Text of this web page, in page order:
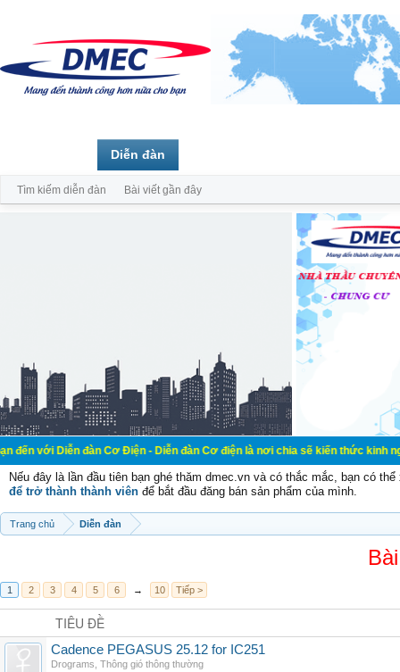
đàn Cơ Điện - Diễn đàn Cơ điện là nơi chia sẽ kiến thức kinh nghiệm
Nếu đây là lần đầu tiên bạn ghé thăm dmec.vn và có thắc mắc, bạn có
để trở thành thành viên để bắt đầu đăng bán sản phẩm của mình.
Trang chủ Diễn đàn
1 2 3 4 5 6 → 10 Tiếp >
TIÊU ĐỀ
Cadence PEGASUS 25.12 for IC251
Drograms Thông gió thông thường
Diễn đàn
Tìm kiếm diễn đàn Bài viết gần đây